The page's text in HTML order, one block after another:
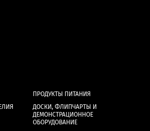
ПРОДУКТЫ ПИТАНИЯ
ДОСКИ, ФЛИПЧАРТЫ И
ДЕМОНСТРАЦИОННОЕ
ОБОРУДОВАНИЕ